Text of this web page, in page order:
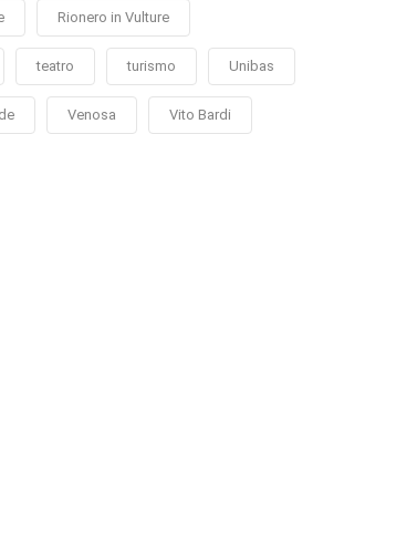
Rionero in Vulture
teatro turismo Unibas
Venosa Vito Bardi